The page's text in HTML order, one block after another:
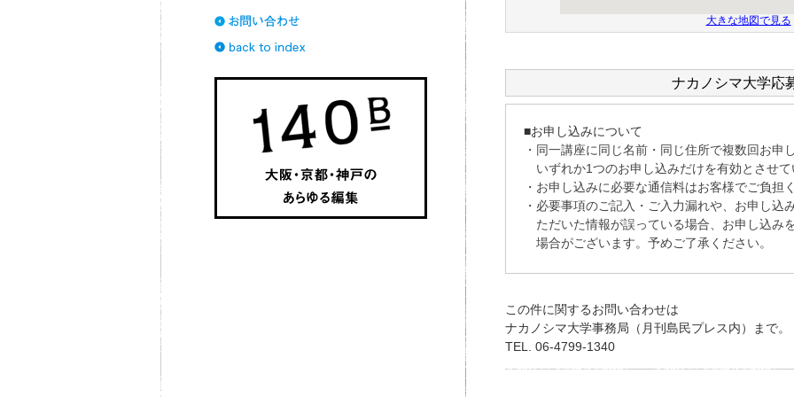
大きな地図で見る
ナカノシマ大学応
この件に関するお問い合わせは
ナカノシマ大学事務局（月刊島民プレス内）まで。
TEL. 06-4799-1340